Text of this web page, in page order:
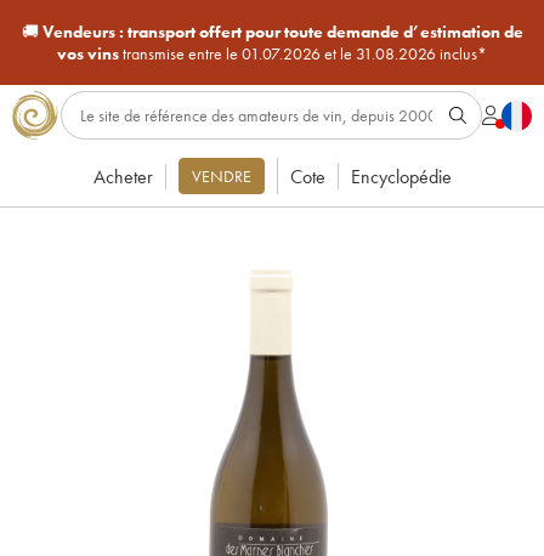
🚚Vendeurs : transport offert pour toute demande d’estimation de
vos vinstransmise entre le 01.07.2026 et le 31.08.2026 inclus*
Acheter VENDRE Cote Encyclopédie